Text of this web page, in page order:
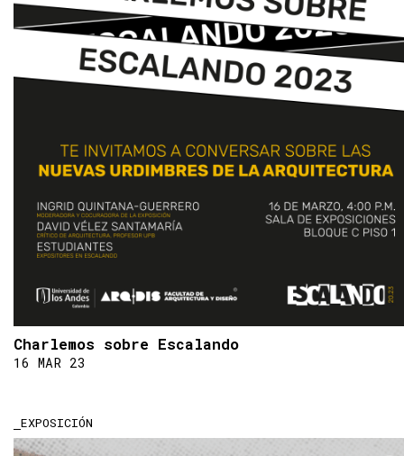
Charlemos sobre Escalando
16 MAR 23
EXPOSICIÓN